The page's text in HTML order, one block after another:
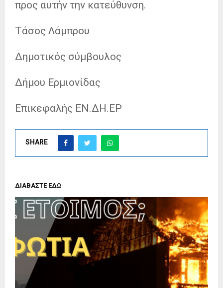
προς αυτήν την κατεύθυνση.
Τάσος Λάμπρου
Δημοτικός σύμβουλος
Δήμου Ερμιονίδας
Επικεφαλής ΕΝ.ΔΗ.ΕΡ
SHARE
ΔΙΑΒΑΣΤΕ ΕΔΩ